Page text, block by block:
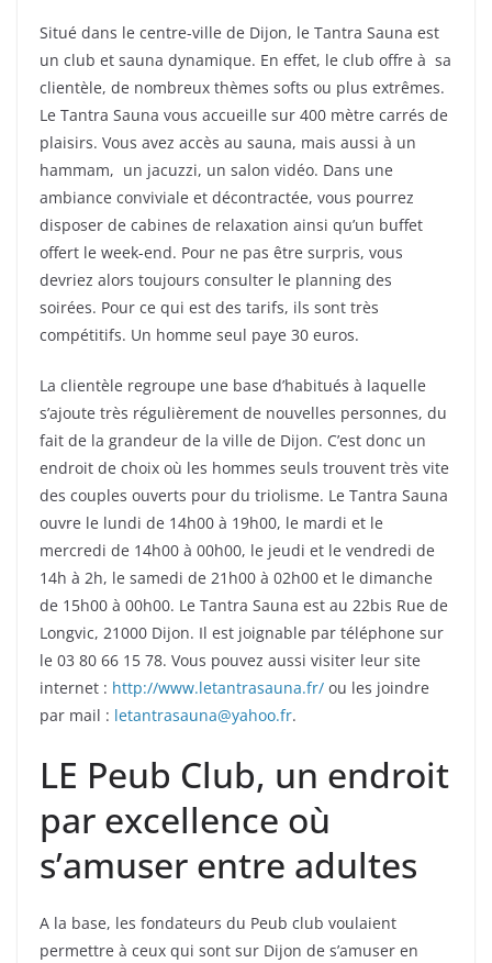
Situé dans le centre-ville de Dijon, le Tantra Sauna est
un club et sauna dynamique. En effet, le club offre à sa
clientèle, de nombreux thèmes softs ou plus extrêmes.
Le Tantra Sauna vous accueille sur 400 mètre carrés de
plaisirs. Vous avez accès au sauna, mais aussi à un
hammam, un jacuzzi, un salon vidéo. Dans une
ambiance conviviale et décontractée, vous pourrez
disposer de cabines de relaxation ainsi qu’un buffet
offert le week-end. Pour ne pas être surpris, vous
devriez alors toujours consulter le planning des
soirées. Pour ce qui est des tarifs, ils sont très
compétitifs. Un homme seul paye 30 euros.
La clientèle regroupe une base d’habitués à laquelle
s’ajoute très régulièrement de nouvelles personnes, du
fait de la grandeur de la ville de Dijon. C’est donc un
endroit de choix où les hommes seuls trouvent très vite
des couples ouverts pour du triolisme. Le Tantra Sauna
ouvre le lundi de 14h00 à 19h00, le mardi et le
mercredi de 14h00 à 00h00, le jeudi et le vendredi de
14h à 2h, le samedi de 21h00 à 02h00 et le dimanche
de 15h00 à 00h00. Le Tantra Sauna est au 22bis Rue de
Longvic, 21000 Dijon. Il est joignable par téléphone sur
le 03 80 66 15 78. Vous pouvez aussi visiter leur site
internet : http://www.letantrasauna.fr/ ou les joindre
par mail : letantrasauna@yahoo.fr.
LE Peub Club, un endroit
par excellence où
s’amuser entre adultes
A la base, les fondateurs du Peub club voulaient
permettre à ceux qui sont sur Dijon de s’amuser en